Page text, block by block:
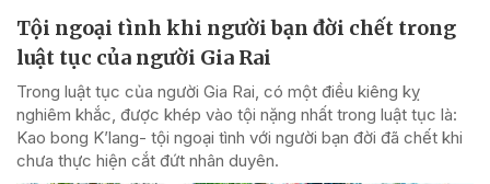
Tội ngoại tình khi người bạn đời chết trong
luật tục của người Gia Rai
Trong luật tục của người Gia Rai, có một điều kiêng kỵ
nghiêm khắc, được khép vào tội nặng nhất trong luật tục là:
Kao bong K’lang- tội ngoại tình với người bạn đời đã chết khi
chưa thực hiện cắt đứt nhân duyên.